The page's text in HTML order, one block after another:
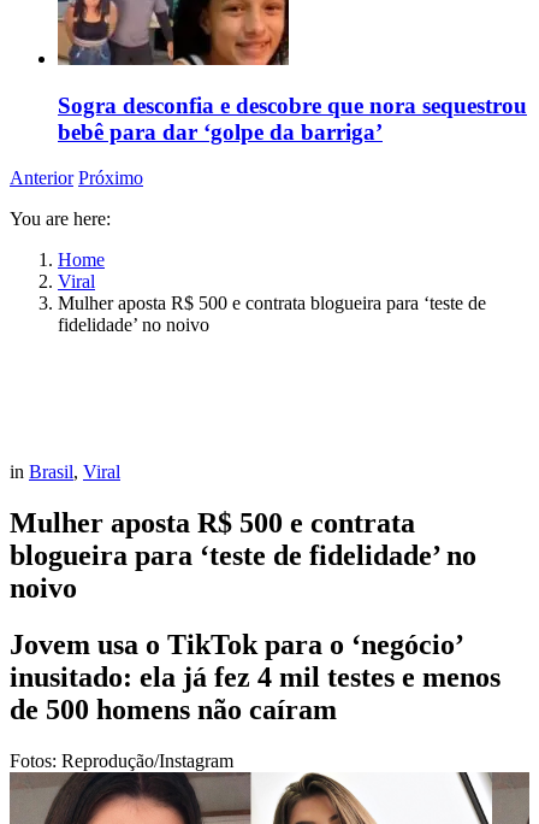
Sogra desconfia e descobre que nora sequestrou
bebê para dar ‘golpe da barriga’
Anterior Próximo
You are here:
Home
Viral
Mulher aposta R$ 500 e contrata blogueira para ‘teste de
fidelidade’ no noivo
in Brasil, Viral
Mulher aposta R$ 500 e contrata
blogueira para ‘teste de fidelidade’ no
noivo
Jovem usa o TikTok para o ‘negócio’
inusitado: ela já fez 4 mil testes e menos
de 500 homens não caíram
Fotos: Reprodução/Instagram